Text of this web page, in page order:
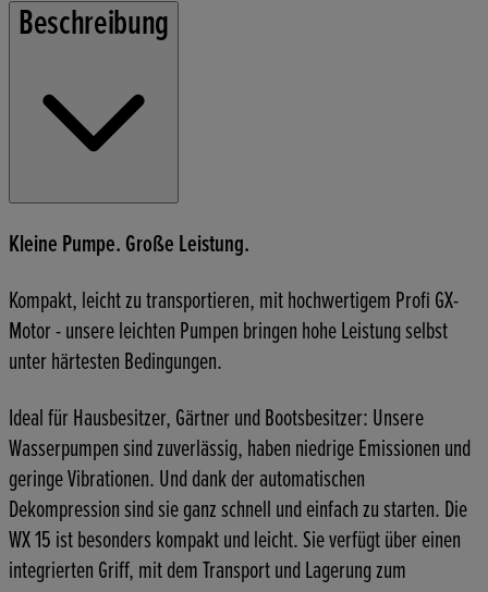
Beschreibung
Kleine Pumpe. Große Leistung.
Kompakt, leicht zu transportieren, mit hochwertigem Profi GX-
Motor - unsere leichten Pumpen bringen hohe Leistung selbst
unter härtesten Bedingungen.
Ideal für Hausbesitzer, Gärtner und Bootsbesitzer: Unsere
Wasserpumpen sind zuverlässig, haben niedrige Emissionen und
geringe Vibrationen. Und dank der automatischen
Dekompression sind sie ganz schnell und einfach zu starten. Die
WX 15 ist besonders kompakt und leicht. Sie verfügt über einen
integrierten Griff, mit dem Transport und Lagerung zum